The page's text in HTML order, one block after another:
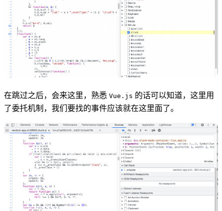
在跳过之后，会来这里，熟悉 Vue.js 的话可以知道，这里用
了委托机制，我们要找的事件应该就在这里面了。